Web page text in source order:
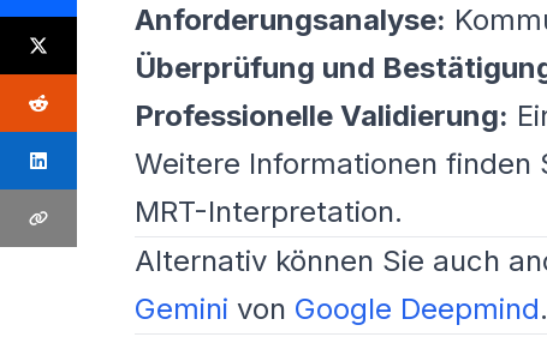
Anforderungsanalyse:
Überprüfung und
Professionelle Validierung:
Weitere Informationen finden
MRT-Interpretation.
Alternativ können Sie auch
Gemini von Google Deepmind.